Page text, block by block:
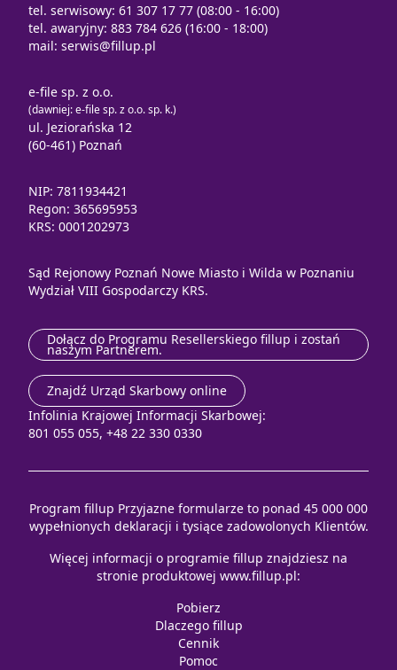
tel. serwisowy: 61 307 17 77 (08:00 - 16:00)
tel. awaryjny: 883 784 626 (16:00 - 18:00)
mail: serwis@fillup.pl
e-file sp. z o.o.
(dawniej: e-file sp. z o.o. sp. k.)
ul. Jeziorańska 12
(60-461) Poznań
NIP: 7811934421
Regon: 365695953
KRS: 0001202973
Sąd Rejonowy Poznań Nowe Miasto i Wilda w Poznaniu
Wydział VIII Gospodarczy KRS.
Dołącz do Programu Resellerskiego fillup i zostań
naszym Partnerem.
Znajdź Urząd Skarbowy online
Infolinia Krajowej Informacji Skarbowej:
801 055 055, +48 22 330 0330
Program fillup Przyjazne formularze to ponad 45 000 000
wypełnionych deklaracji i tysiące zadowolonych Klientów.
Więcej informacji o programie fillup znajdziesz na
stronie produktowej www.fillup.pl:
Pobierz
Dlaczego fillup
Cennik
Pomoc